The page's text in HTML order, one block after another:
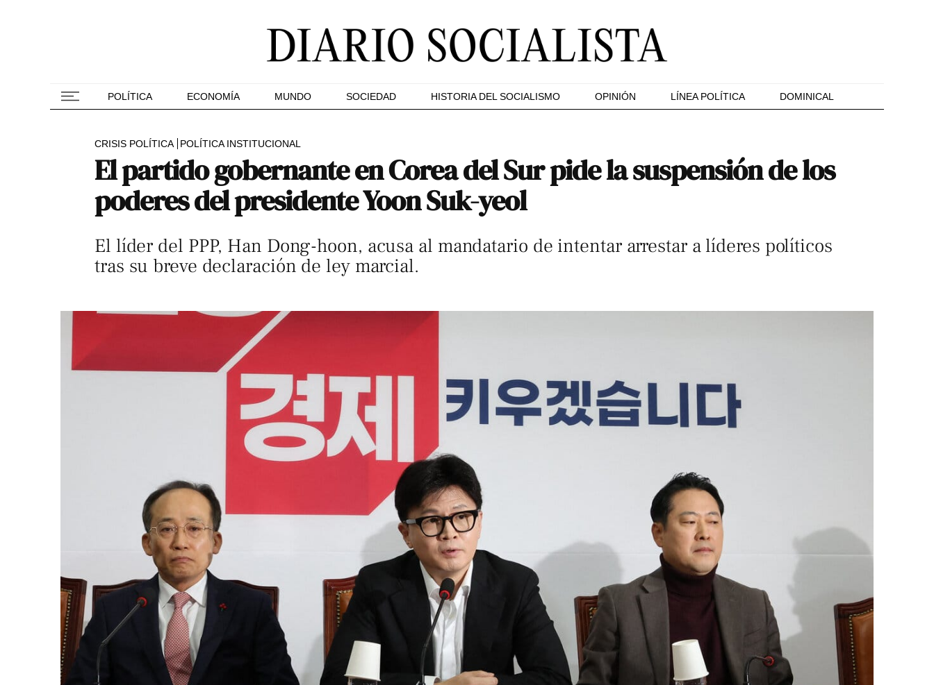
POLÍTICA ECONOMÍA MUNDO SOCIEDAD HISTORIA DEL SOCIALISMO OPINIÓN LÍNEA POLÍTICA DOMINICAL
CRISIS POLÍTICA POLÍTICA INSTITUCIONAL
El partido gobernante en Corea del Sur pide la suspensión de los
poderes del presidente Yoon Suk-yeol
El líder del PPP, Han Dong-hoon, acusa al mandatario de intentar arrestar a líderes políticos
tras su breve declaración de ley marcial.